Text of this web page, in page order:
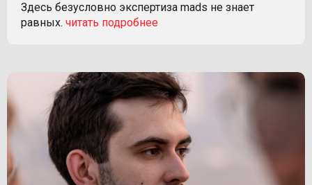
Здесь безусловно экспертиза mads не знает
равных.